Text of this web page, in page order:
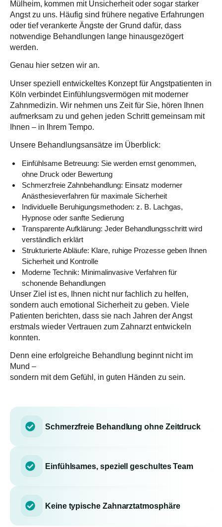
Mülheim, kommen mit Unsicherheit oder sogar starker
Angst zu uns. Häufig sind frühere negative Erfahrungen
oder tief verankerte Ängste der Grund dafür, dass
notwendige Behandlungen lange hinausgezögert
werden.
Genau hier setzen wir an.
Unser speziell entwickeltes Konzept für Angstpatienten in
Köln verbindet Einfühlungsvermögen mit moderner
Zahnmedizin. Wir nehmen uns Zeit für Sie, hören Ihnen
aufmerksam zu und gehen jeden Schritt gemeinsam mit
Ihnen – in Ihrem Tempo.
Unsere Behandlungsansätze im Überblick:
Einfühlsame Betreuung: Sie werden ernst genommen,
ohne Druck oder Bewertung
Schmerzfreie Zahnbehandlung: Einsatz moderner
Anästhesieverfahren für maximale Sicherheit
Individuelle Beruhigungsmethoden: z. B. Lachgas,
Hypnose oder sanfte Sedierung
Transparente Aufklärung: Jeder Behandlungsschritt wird
verständlich erklärt
Strukturierte Abläufe: Klare, ruhige Prozesse geben Ihnen
Sicherheit und Kontrolle
Moderne Technik: Minimalinvasive Verfahren für
schonende Behandlungen
Unser Ziel ist es, Ihnen nicht nur fachlich zu helfen,
sondern auch emotional Sicherheit zu geben. Viele
Patienten berichten, dass sie nach Jahren der Angst
erstmals wieder Vertrauen zum Zahnarzt entwickeln
konnten.
Denn eine erfolgreiche Behandlung beginnt nicht im
Mund –
sondern mit dem Gefühl, in guten Händen zu sein.
Schmerzfreie Behandlung ohne Zeitdruck
Einfühlsames, speziell geschultes Team
Keine typische Zahnarztatmosphäre